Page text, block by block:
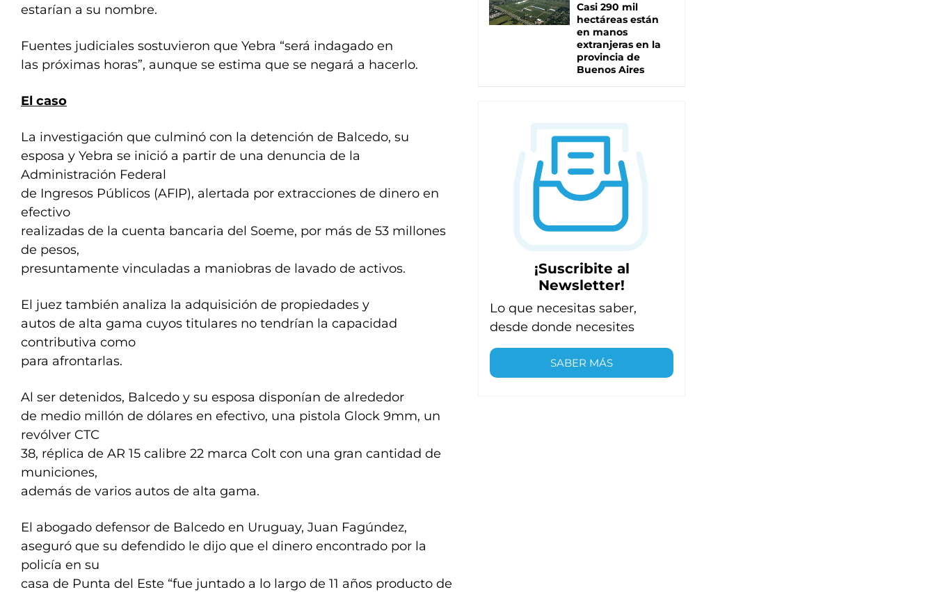
estarían a su nombre.
Fuentes judiciales sostuvieron que Yebra “será indagado en
las próximas horas”, aunque se estima que se negará a hacerlo.
El caso
La investigación que culminó con la detención de Balcedo, su
esposa y Yebra se inició a partir de una denuncia de la
Administración Federal
de Ingresos Públicos (AFIP), alertada por extracciones de dinero en
efectivo
realizadas de la cuenta bancaria del Soeme, por más de 53 millones
de pesos,
presuntamente vinculadas a maniobras de lavado de activos.
El juez también analiza la adquisición de propiedades y
autos de alta gama cuyos titulares no tendrían la capacidad
contributiva como
para afrontarlas.
Al ser detenidos, Balcedo y su esposa disponían de alrededor
de medio millón de dólares en efectivo, una pistola Glock 9mm, un
revólver CTC
38, réplica de AR 15 calibre 22 marca Colt con una gran cantidad de
municiones,
además de varios autos de alta gama.
El abogado defensor de Balcedo en Uruguay, Juan Fagúndez,
aseguró que su defendido le dijo que el dinero encontrado por la
policía en su
casa de Punta del Este “fue juntado a lo largo de 11 años producto de
Casi 290 mil
hectáreas están
en manos
extranjeras en la
provincia de
Buenos Aires
¡Suscribite al
Newsletter!
Lo que necesitas saber,
desde donde necesites
SABER MÁS